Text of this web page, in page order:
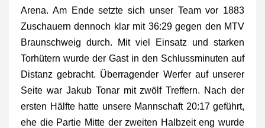
Arena. Am Ende setzte sich unser Team vor 1883
Zuschauern dennoch klar mit 36:29 gegen den MTV
Braunschweig durch. Mit viel Einsatz und starken
Torhütern wurde der Gast in den Schlussminuten auf
Distanz gebracht. Überragender Werfer auf unserer
Seite war Jakub Tonar mit zwölf Treffern. Nach der
ersten Hälfte hatte unsere Mannschaft 20:17 geführt,
ehe die Partie Mitte der zweiten Halbzeit eng wurde